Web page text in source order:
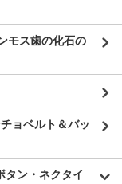
モス歯の化石の
ョベルト＆バッ
タン・ネクタイ